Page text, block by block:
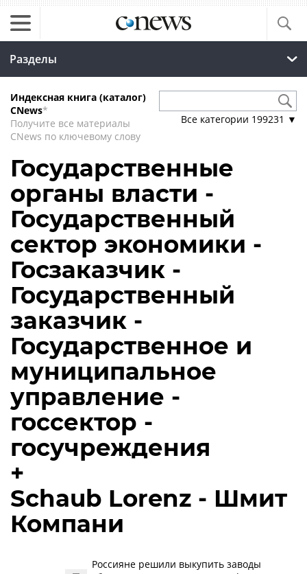
Разделы
Индексная книга (каталог)
CNews*
Получите все материалы
CNews по ключевому слову
Все категории 199231 ▼
Государственные
органы власти -
Государственный
сектор экономики -
Госзаказчик -
Государственный
заказчик -
Государственное и
муниципальное
управление -
госсектор -
госучреждения
+
Schaub Lorenz - Шмит
Компани
Россияне решили выкупить заводы